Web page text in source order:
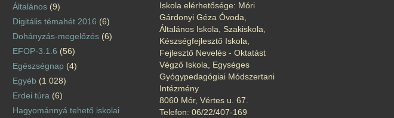
Általános(9)
Digitális témahét 2016 (6)
Dohányzás-megelőzés(6)
EFOP-3.1.6 (56)
Egészségnap (4)
Egyéb (1 028)
Erdei túra(6)
Hagyománnyá tehető iskolai
Iskola elérhetősége: Móri
Gárdonyi Géza Óvoda,
Általános Iskola, Szakiskola,
Készségfejlesztő Iskola,
Fejlesztő Nevelés - Oktatást
Végző Iskola, Egységes
Gyógypedagógiai Módszertani
Intézmény
8060 Mór, Vértes u. 67.
Telefon: 06/22/407-169